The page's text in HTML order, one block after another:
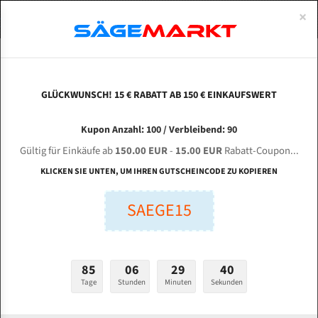
Müller HBS 230 G-LR-MA Bi-Metal M42 HSS
Bandsägeblatt
Länge (mm):
Stärken + Zahnteilung:
mm
ABOUTS
ENGLISH
Bi-Metall Meterware
Fleischerei Bandsägeblätter
Bandmesser Glatt Meterware
Konvex Meterware
×
GLÜCKWUNSCH! 15 € RABATT AB 150 € EINKAUFSWERT
Kupon Anzahl: 100 / Verbleibend: 90
Gültig für Einkäufe ab150.00 EUR- 15.00 EURRabatt-Coupon...
KLICKEN SIE UNTEN, UM IHREN GUTSCHEINCODE ZU KOPIEREN
SAEGE15
85
Tage
06
Stunden
29
Minuten
39
Sekunden